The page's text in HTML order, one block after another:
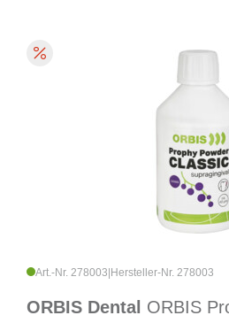
Art.-Nr. 278003 Hersteller-Nr. 278003
ORBIS Dental ORBIS